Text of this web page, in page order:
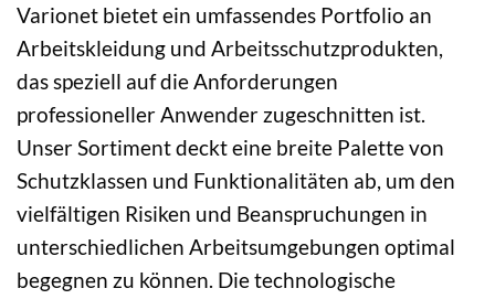
Varionet bietet ein umfassendes Portfolio an
Arbeitskleidung und Arbeitsschutzprodukten,
das speziell auf die Anforderungen
professioneller Anwender zugeschnitten ist.
Unser Sortiment deckt eine breite Palette von
Schutzklassen und Funktionalitäten ab, um den
vielfältigen Risiken und Beanspruchungen in
unterschiedlichen Arbeitsumgebungen optimal
begegnen zu können. Die technologische